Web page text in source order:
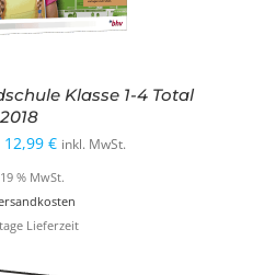
Klasse 1-4 Total
2018
Ursprünglicher
Preis
war:
19,99 €
12,99 €Aktueller
Preis
ist:
12,99 €.
inkl. MwSt.
% MwSt.
Lieferzeit